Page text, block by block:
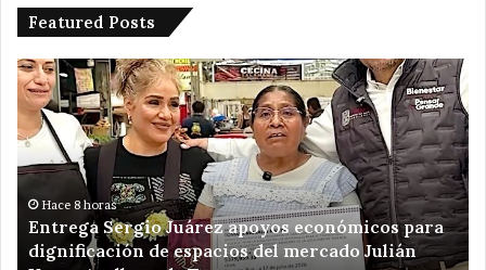
Featured Posts
Entrega
Sergio
Juárez
apoyos
económicos
para
dignificación
de
espacios
Hace 8 horas
Entrega Sergio Juárez apoyos económicos para
dignificación de espacios del mercado Julián
un
de